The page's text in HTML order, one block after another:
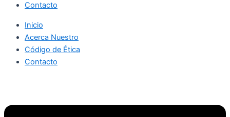
Contacto
Inicio
Acerca Nuestro
Código de Ética
Contacto